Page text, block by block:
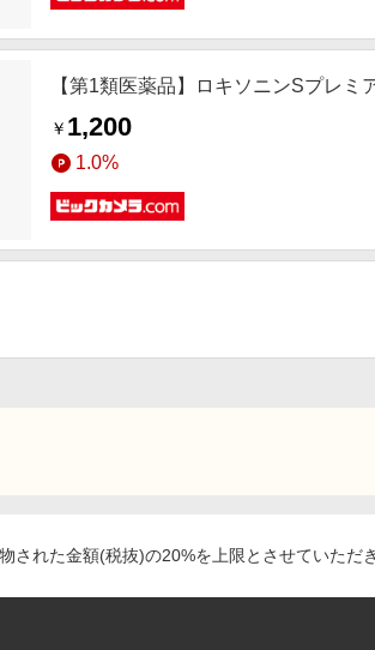
【第1類医薬品】ロキソニンSプレミ
￥ 1,200
1.0%
れた金額(税抜)の20%を上限とさせていただ